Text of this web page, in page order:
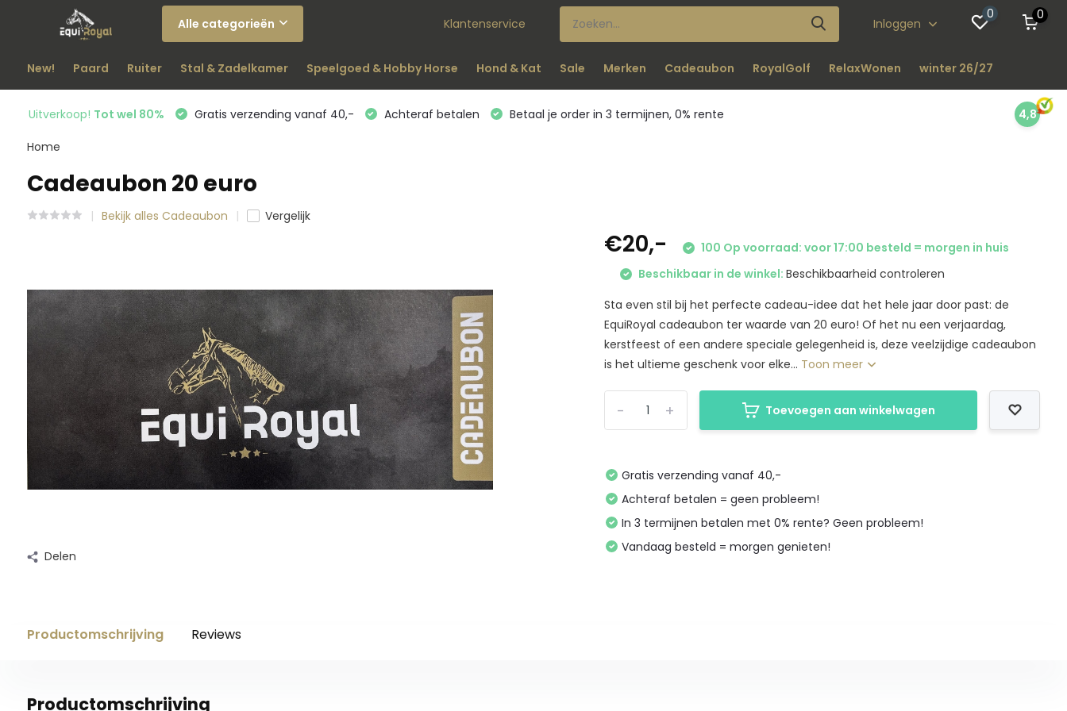
Alle categorieën Klantenservice Inloggen
0 0
New! Paard Ruiter Stal & Zadelkamer Speelgoed & Hobby Horse Hond & Kat Sale Merken Cadeaubon RoyalGolf RelaxWonen winter 26/27
Uitverkoop! Tot wel 80% Gratis verzending vanaf 40,- Achteraf betalen Betaal je order in 3 termijnen, 0% rente 4,8
Home
Cadeaubon 20 euro
Bekijk alles Cadeaubon Vergelijk
Delen
€20,-
100 Op voorraad: voor 17:00 besteld = morgen in huis
Beschikbaar in de winkel:Beschikbaarheid controleren
Sta even stil bij het perfecte cadeau-idee dat het hele jaar door past: de
EquiRoyal cadeaubon ter waarde van 20 euro! Of het nu een verjaardag,
kerstfeest of een andere speciale gelegenheid is, deze veelzijdige cadeaubon
is het ultieme geschenk voor elke... Toon meer
+
- Toevoegen aan winkelwagen
Gratis verzending vanaf 40,-
Achteraf betalen = geen probleem!
In 3 termijnen betalen met 0% rente? Geen probleem!
Vandaag besteld = morgen genieten!
Productomschrijving Reviews
Productomschrijving